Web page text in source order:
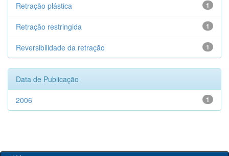
1
Retração plástica
1
Retração restringida
1
Reversibilidade da retração
Data de Publicação
1
2006